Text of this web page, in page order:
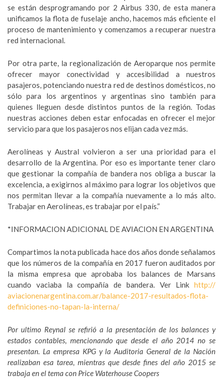
se están desprogramando por 2 Airbus 330, de esta manera
unificamos la flota de fuselaje ancho, hacemos más eficiente el
proceso de mantenimiento y comenzamos a recuperar nuestra
red internacional.
Por otra parte, la regionalización de Aeroparque nos permite
ofrecer mayor conectividad y accesibilidad a nuestros
pasajeros, potenciando nuestra red de destinos domésticos, no
sólo para los argentinos y argentinas sino también para
quienes lleguen desde distintos puntos de la región. Todas
nuestras acciones deben estar enfocadas en ofrecer el mejor
servicio para que los pasajeros nos elijan cada vez más.
Aerolíneas y Austral volvieron a ser una prioridad para el
desarrollo de la Argentina. Por eso es importante tener claro
que gestionar la compañía de bandera nos obliga a buscar la
excelencia, a exigirnos al máximo para lograr los objetivos que
nos permitan llevar a la compañía nuevamente a lo más alto.
Trabajar en Aerolíneas, es trabajar por el país.”
*INFORMACION ADICIONAL DE AVIACION EN ARGENTINA
Compartimos la nota publicada hace dos años donde señalamos
que los números de la compañía en 2017 fueron auditados por
la misma empresa que aprobaba los balances de Marsans
cuando vaciaba la compañía de bandera. Ver Link http://
aviacionenargentina.com.ar/balance-2017-resultados-flota-
definiciones-no-tapan-la-interna/
Por ultimo Reynal se refirió a la presentación de los balances y
estados contables, mencionando que desde el año 2014 no se
presentan. La empresa KPG y la Auditoria General de la Nación
realizaban esa tarea, mientras que desde fines del año 2015 se
trabaja en el tema con Price Waterhouse Coopers